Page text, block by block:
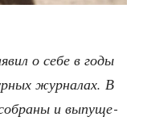
о себе в годы
жур­на­лах. В
и выпу­ще­